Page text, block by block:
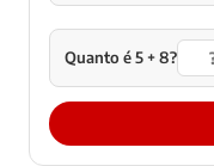
Quanto é 5 + 8?